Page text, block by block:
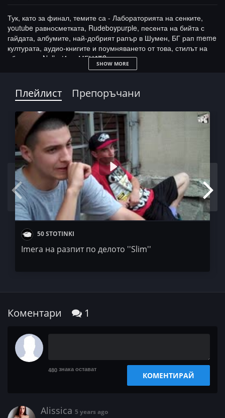
Тук, като за финал, темите са - Лабораторията на сенките,
youtube равносметката, Rudeboypurple, песента на бийта с
гайдата, албумите, най-добрият рапър в Шумен, БГ рап meme
културата, аудио-книгите и поумняването от това, стилът на
обличане, Nelly, ИльоМЕНАТ?
SHOW MORE
Плейлист Препоръчани
50 STOTINKI
Imera на разпит по делото ''Slim''
Коментари 1
480 знака остават
КОМЕНТИРАЙ
Alissica 5 years ago